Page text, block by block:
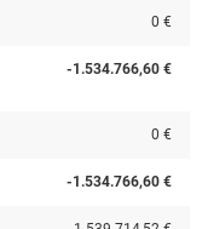
0 €
-1.534.766,60 €
0 €
-1.534.766,60 €